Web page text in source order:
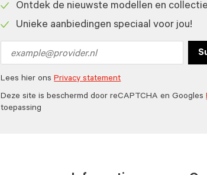
icon
icon
Ontdek de nieuwste modellen en
Unieke aanbiedingen speciaal voor jou!
address
Lees hier onsPrivacy statement
Deze site is beschermd door reCAPTCHA en Googles
toepassing